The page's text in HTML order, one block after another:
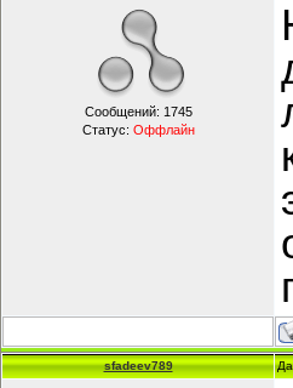
Сообщений: 1745
Статус: Оффлайн
sfadeev789